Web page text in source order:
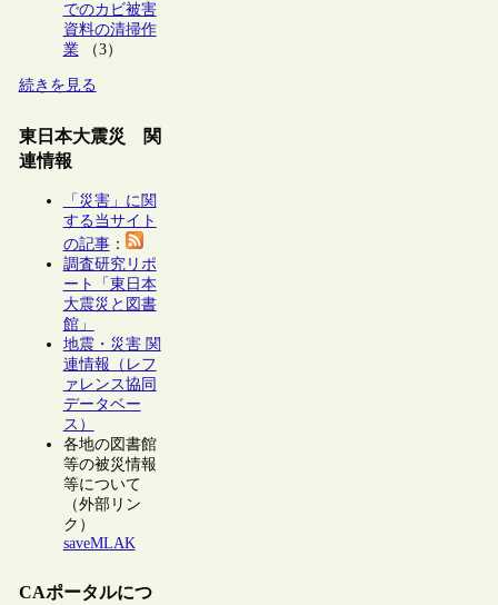
でのカビ被害
資料の清掃作
業（3）
続きを見る
東日本大震災 関
連情報
「災害」に関
する当サイト
の記事：
調査研究リポ
ート「東日本
大震災と図書
館」
地震・災害 関
連情報（レフ
ァレンス協同
データベー
ス）
各地の図書館
等の被災情報
等について
（外部リン
ク）
saveMLAK
CAポータルにつ